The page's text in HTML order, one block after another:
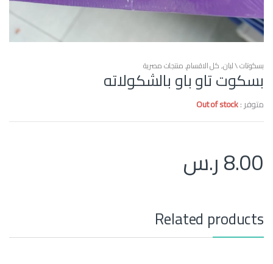
بسكوتات \ لبان,كل الاقسام,منتجات مصرية
بسكوت تاو باو بالشكولاته
متوفر :Out of stock
8.00ر.س
Related products